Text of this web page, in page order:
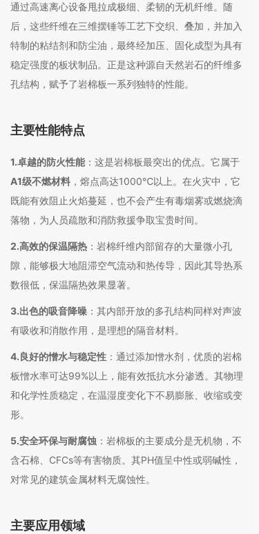
通过高速离心设备甩拉成极细、柔韧的无机纤维。随
后，这些纤维在三维摆锤等工艺下交织、叠加，并加入
特制的粘结剂和防尘油，最终经加压、固化成型为具有
稳定强度的板状制品。正是这种源自天然岩石的纤维多
孔结构，赋予了岩棉板一系列独特的性能。
主要性能特点
1.卓越的防火性能：这是岩棉板最突出的优点。它属于
A1级不燃材料 ，熔点高达1000℃以上 。在火灾中，它
既能有效阻止火焰蔓延，也不会产生有毒烟雾或燃烧滴
落物，为人员疏散和消防救援争取宝贵时间。
2.高效的保温隔热 ：岩棉纤维内部留存的大量微小孔
隙，能够极大地阻滞空气流动和热传导，因此其导热系
数很低，保温隔热效果显著。
3.出色的吸音降噪 ：其内部开放的多孔结构同样对声波
有吸收和消散作用，是理想的隔音材料。
4.良好的憎水与稳定性 ：通过添加憎水剂，优质的岩棉
板憎水率可达99%以上 ，能有效抵抗水分渗透。其物理
和化学性质稳定，在温湿度变化下不易膨胀、收缩或变
形。
5.安全环保与耐腐蚀 ：岩棉板的主要成分是无机物，不
含石棉、CFCs等有害物质。其PH值呈中性或弱碱性，
对常见的建筑金属材料无腐蚀性。
主要应用领域